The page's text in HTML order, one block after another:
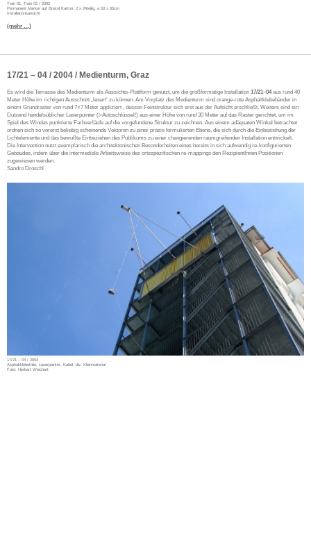
Twin 01, Twin 02 / 2002
Permanent Marker auf Bristol Karton, 2 x 24teilig, a 50 x 65cm
Installationsansicht
(mehr …)
17/21 – 04 / 2004 / Medienturm, Graz
Es wird die Terrasse des Medienturm als Aussichts-Plattform genutzt, um die großformatige Installation 17/21–04aus rund 40
Meter Höhe im richtigen Ausschnitt „lesen“ zu können. Am Vorplatz des Medienturm sind orange-rote Asphaltklebebänder in
einem Grundraster von rund 7×7 Meter appliziert , dessen Feinstruktur sich erst aus der Aufsicht erschließt. Weiters sind ein
Dutzend handelsüblicher Laserpointer (>Autoschlüssel!) aus einer Höhe von rund 30 Meter auf das Raster gerichtet, um im
Spiel des Windes punktierte Farbverläufe auf die vorgefundene Struktur zu zeichnen. Aus einem adäquaten Winkel betrachtet
ordnen sich so vorerst beliebig scheinende Vektoren zu einer präzis formulierten Ebene, die sich durch die Einbeziehung der
Lichtelemente und das bewußte Einbeziehen des Publikums zu einer changierenden raumgreifenden Installation entwickelt.
Die Intervention nutzt exemplarisch die architektonischen Besonderheiten eines bereits in sich aufwendig re-konfigurierten
Gebäudes, indem über die intermediale Arbeitsweise des ortsspezifischen re-mappings den RezipientInnen Positionen
zugewiesen werden.
Sandro Droschl
17/21 – 04 / 2004
Asphaltklebefolie, Laserpointer, Kabel, div. Kleinmaterial
Foto: Herbert Weichart